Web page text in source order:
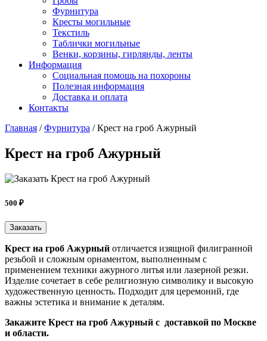
Фурнитура
Кресты могильные
Текстиль
Таблички могильные
Венки, корзины, гирлянды, ленты
Информация
Социальная помощь на похороны
Полезная информация
Доставка и оплата
Контакты
Главная /Фурнитура /Крест на гроб Ажурный
Крест на гроб Ажурный
500 ₽
Заказать
Крест на гроб Ажурный отличается изящной филигранной
резьбой и сложным орнаментом, выполненным с
применением техники ажурного литья или лазерной резки.
Изделие сочетает в себе религиозную символику и высокую
художественную ценность. Подходит для церемоний, где
важны эстетика и внимание к деталям.
Закажите Крест на гроб Ажурный c доставкой по Москве
и области.